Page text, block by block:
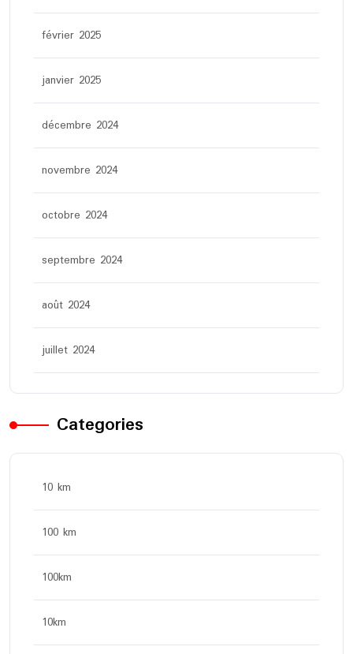
février 2025
janvier 2025
décembre 2024
novembre 2024
octobre 2024
septembre 2024
août 2024
juillet 2024
Categories
10 km
100 km
100km
10km